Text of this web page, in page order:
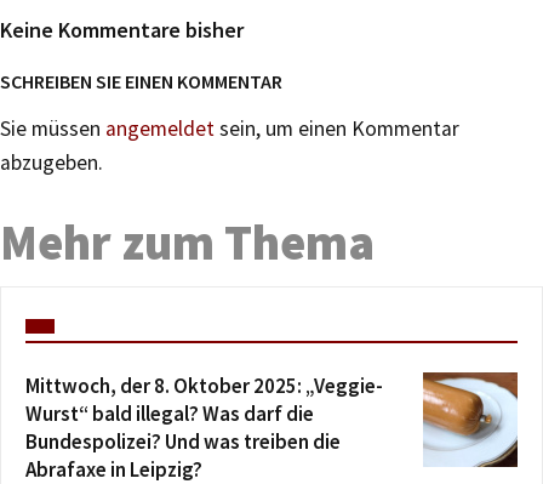
Keine Kommentare bisher
SCHREIBEN SIE EINEN KOMMENTAR
Sie müssen angemeldetsein, um einen Kommentar
abzugeben.
Mehr zum Thema
Mittwoch, der 8. Oktober 2025: „Veggie-
Wurst“ bald illegal? Was darf die
Bundespolizei? Und was treiben die
Abrafaxe in Leipzig?